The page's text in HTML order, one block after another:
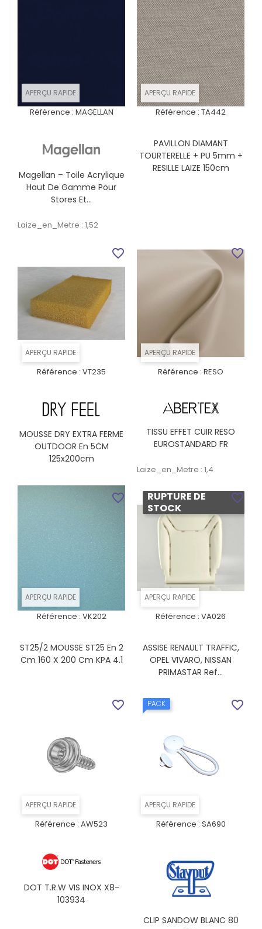
APERÇU RAPIDE
Référence : MAGELLAN
Magellan – Toile Acrylique
Haut De Gamme Pour
Stores Et...
Laize_en_Metre : 1,52
APERÇU RAPIDE
Référence : TA442
PAVILLON DIAMANT
TOURTERELLE + PU 5mm +
RESILLE LAIZE 150cm
APERÇU RAPIDE
Référence : VT235
MOUSSE DRY EXTRA FERME
OUTDOOR En 5CM
125x200cm
favorite_border
APERÇU RAPIDE
Référence : RESO
TISSU EFFET CUIR RESO
EUROSTANDARD FR
Laize_en_Metre : 1,4
favorite_border
APERÇU RAPIDE
Référence : VK202
ST25/2 MOUSSE ST25 En 2
Cm 160 X 200 Cm KPA 4.1
favorite_border
APERÇU RAPIDE
RUPTURE DE
STOCK
Référence : VA026
ASSISE RENAULT TRAFFIC,
OPEL VIVARO, NISSAN
PRIMASTAR Ref...
favorite_border
APERÇU RAPIDE
Référence : AW523
DOT T.R.W VIS INOX X8-
103934
favorite_border
APERÇU RAPIDE
PACK
Référence : SA690
CLIP SANDOW BLANC 80
favorite_border